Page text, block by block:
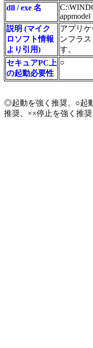
dll / exe 名
appmodel
説明 (マイク
ロソフト情報
より引用)
アプリ
ンフラ
す。
セキュアPC上
の起動必要性
○
◎起動を強く推奨、○起
推奨、××停止を強く推奨